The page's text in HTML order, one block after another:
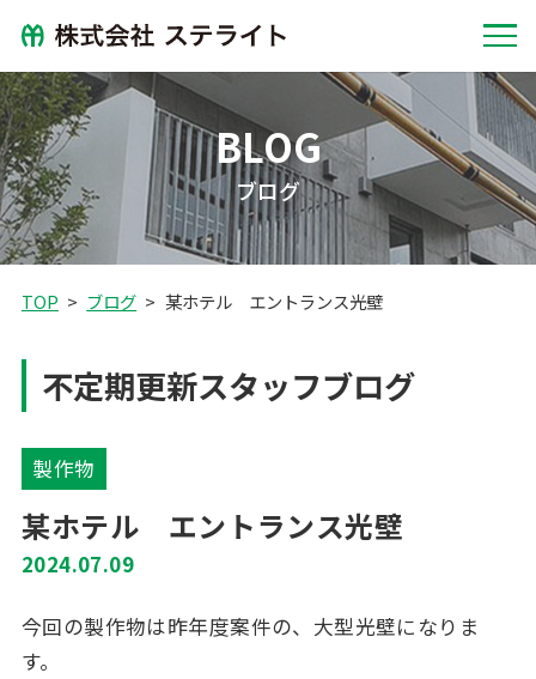
BLOG
ブログ
TOP ブログ 某ホテル エントランス光壁
不定期更新スタッフブログ
製作物
某ホテル エントランス光壁
2024.07.09
今回の製作物は昨年度案件の、大型光壁になりま
す。